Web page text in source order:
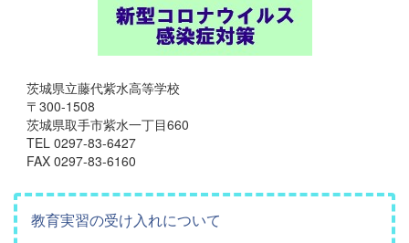
茨城県立藤代紫水高等学校
〒300-1508
茨城県取手市紫水一丁目660
TEL 0297-83-6427
FAX 0297-83-6160
教育実習の受け入れについて